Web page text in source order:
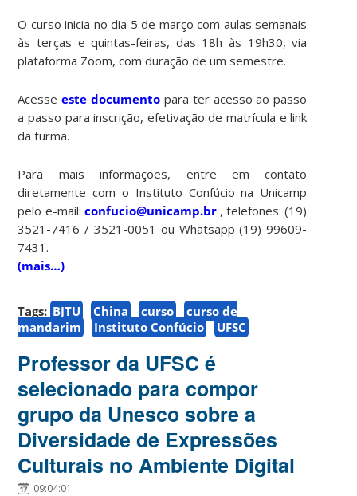
O curso inicia no dia 5 de março com aulas semanais
às terças e quintas-feiras, das 18h às 19h30, via
plataforma Zoom, com duração de um semestre.
Acesseeste documento para ter acesso ao passo
a passo para inscrição, efetivação de matrícula e link
da turma.
Para mais informações, entre em contato
diretamente com o Instituto Confúcio na Unicamp
pelo e-mail: confucio@unicamp.br, telefones: (19)
3521-7416 / 3521-0051 ou Whatsapp (19) 99609-
7431.
(mais…)
Tags: BJTU China curso
curso de
mandarim
Instituto Confúcio UFSC
Professor da UFSC é
selecionado para compor
grupo da Unesco sobre a
Diversidade de Expressões
Culturais no Ambiente Digital
09:04:01